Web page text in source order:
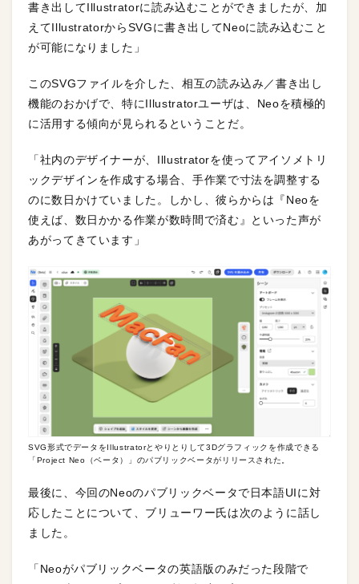
書き出してIllustratorに読み込むことができましたが、加
えてIllustratorからSVGに書き出してNeoに読み込むこと
が可能になりました」
このSVGファイルを介した、相互の読み込み／書き出し
機能のおかげで、特にIllustratorユーザは、Neoを積極的
に活用する傾向が見られるということだ。
「社内のデザイナーが、Illustratorを使ってアイソメトリ
ックデザインを作成する場合、手作業で寸法を調整する
のに数日かけていました。しかし、彼らからは『Neoを
使えば、数日かかる作業が数時間で済む』といった声が
あがってきています」
SVG形式でデータをIllustratorとやりとりして3Dグラフィックを作成できる
「Project Neo（ベータ）」のパブリックベータがリリースされた。
最後に、今回のNeoのパブリックベータで日本語UIに対
応したことについて、ブリューワー氏は次のように話し
ました。
「Neoがパブリックベータの英語版のみだった段階で